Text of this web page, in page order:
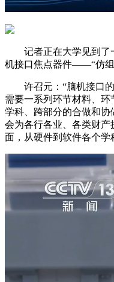
记者正在大学见到了
机接口焦点器件——“仿组
许召元：“脑机接口的
需要一系列环节材料、
学科、跨部分的合做和
会为各行各业、各类财
面，从硬件到软件各个学